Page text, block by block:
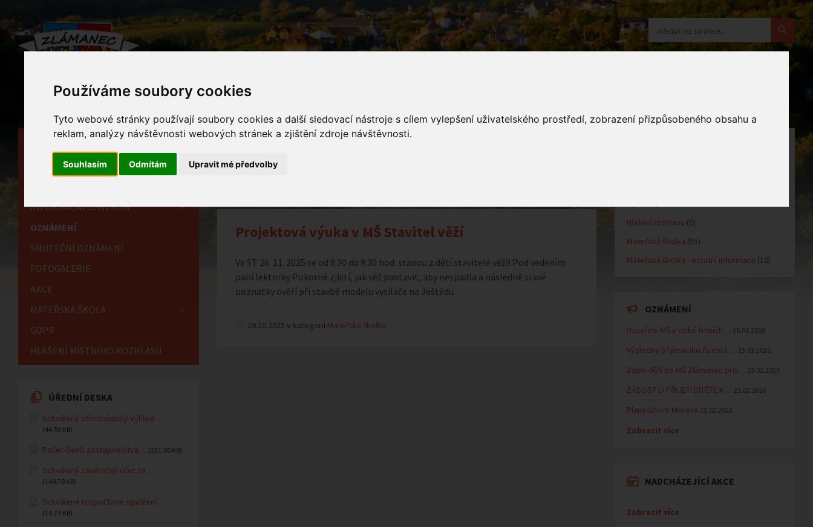
Používáme soubory cookies
Tyto webové stránky používají soubory cookies a další sledovací nástroje s cílem vylepšení uživatelského prostředí, zobrazení přizpůsobeného obsahu a
reklam, analýzy návštěvnosti webových stránek a zjištění zdroje návštěvnosti.
Souhlasím Odmítám Upravit mé předvolby
Projektová výuka v MŠ Stavitel věží
Ve ST 26. 11. 2025 se od 8:30 do 9:30 hod. stanou z dětí stavitelé věží! Pod vedením
paní lektorky Pokorné zjistí, jak věž postavit, aby nespadla a následně si své
poznatky ověří při stavbě modelu vysílače na Ještědu.
29.10.2025 v kategorii Mateřská školka
OBECNÍ ÚŘAD
INFORMAČNÍ CENTRUM
OZNÁMENÍ
SMUTEČNÍ OZNÁMENÍ
FOTOGALERIE
AKCE
MATEŘSKÁ ŠKOLA
GDPR
HLÁŠENÍ MÍSTNÍHO ROZHLASU
ÚŘEDNÍ DESKA
Schválený střednědobý výhled…
(44.50 KB)
Počet členů zastupitelstva… (231.00 KB)
Schválený závěrečný účet za…
(148.78 KB)
Schválené rozpočtové opatření…
(14.73 KB)
Hlášení rozhlasu (0)
Mateřská školka (55)
Mateřská školka - ostatní informace (10)
OZNÁMENÍ
Uzavření MŠ v době letních… 16.06.2026
Výsledky přijímacího řízení k… 23.03.2026
Zápis dětí do MŠ Zlámanec pro… 25.02.2026
ŽÁDOST O PŘIJETÍ DÍTĚTE K… 25.02.2026
Planetárium Morava 23.02.2026
Zobrazit více
NADCHÁZEJÍCÍ AKCE
Zobrazit více